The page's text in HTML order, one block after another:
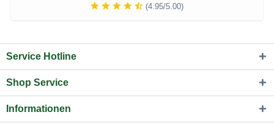
(4.95/5.00)
Service Hotline
Shop Service
Informationen